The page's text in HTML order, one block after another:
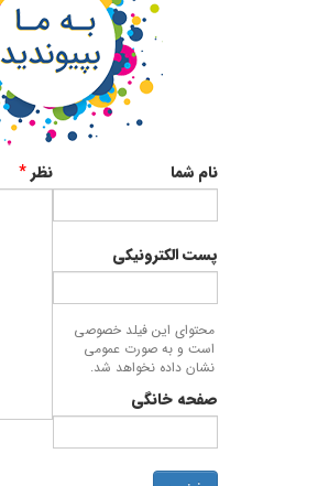
نام شما
پست الکترونیکی
محتوای این فیلد خصوصی
است و به صورت عمومی
نشان داده نخواهد شد.
صفحه خانگی
نظر*